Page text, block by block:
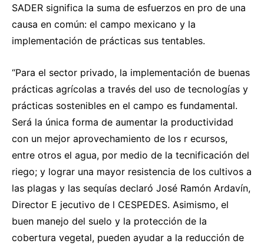
SADER significa la suma de esfuerzos en pro de una
causa en común: el campo mexicano y la
implementación de prácticas sus tentables.
“Para el sector privado, la implementación de buenas
prácticas agrícolas a través del uso de tecnologías y
prácticas sostenibles en el campo es fundamental.
Será la única forma de aumentar la productividad
con un mejor aprovechamiento de los r ecursos,
entre otros el agua, por medio de la tecnificación del
riego; y lograr una mayor resistencia de los cultivos a
las plagas y las sequías declaró José Ramón Ardavín,
Director E jecutivo de l CESPEDES. Asimismo, el
buen manejo del suelo y la protección de la
cobertura vegetal, pueden ayudar a la reducción de